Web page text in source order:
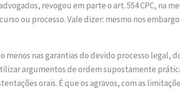
revogou em parte o art. 554 CPC, na
ou processo. Vale dizer: mesmo nos
nas garantias do devido processo legal,
argumentos de ordem supostamente
orais. É que os agravos, com as